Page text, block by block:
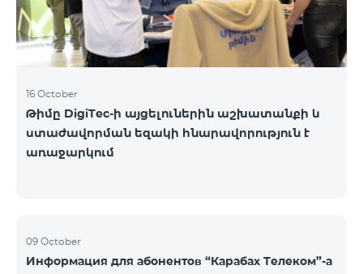
16 October
Թիմը DigiTec-ի այցելուներին աշխատանքի և
ստաժավորման եզակի հնարավորություն է
առաջարկում
09 October
Информация для абонентов “Карабах Телеком”-а